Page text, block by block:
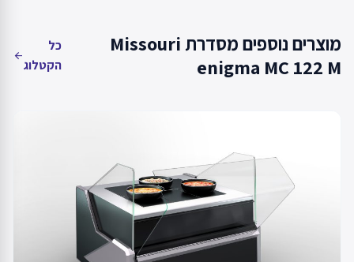
מוצרים נוספים מסדרת Missouri
enigma MC 122 M
כל
הקטלוג
arrow_back